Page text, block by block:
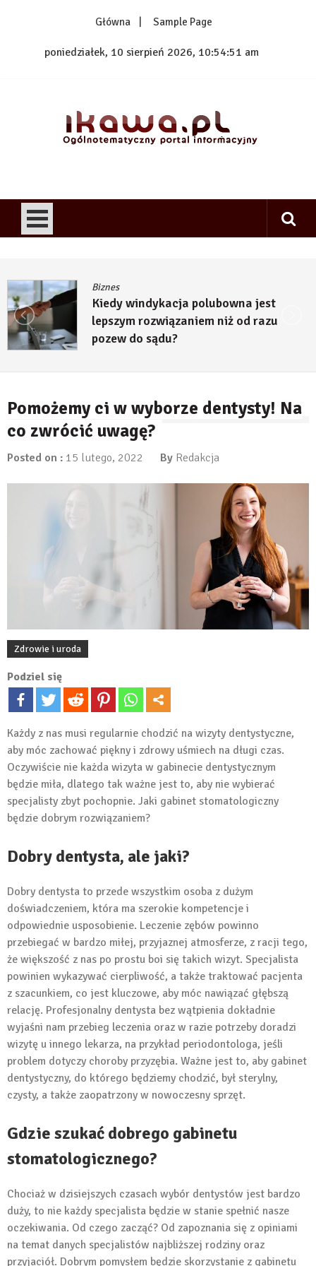
Główna Sample Page
poniedziałek, 10 sierpień 2026, 10:54:52 am
Biznes
Kiedy windykacja polubowna jest
lepszym rozwiązaniem niż od razu
pozew do sądu?
Pomożemy ci w wyborze dentysty! Na
co zwrócić uwagę?
Posted on : 15 lutego, 2022 By Redakcja
Zdrowie i uroda
Podziel się
Każdy z nas musi regularnie chodzić na wizyty dentystyczne,
aby móc zachować piękny i zdrowy uśmiech na długi czas.
Oczywiście nie każda wizyta w gabinecie dentystycznym
będzie miła, dlatego tak ważne jest to, aby nie wybierać
specjalisty zbyt pochopnie. Jaki gabinet stomatologiczny
będzie dobrym rozwiązaniem?
Dobry dentysta, ale jaki?
Dobry dentysta to przede wszystkim osoba z dużym
doświadczeniem, która ma szerokie kompetencje i
odpowiednie usposobienie. Leczenie zębów powinno
przebiegać w bardzo miłej, przyjaznej atmosferze, z racji tego,
że większość z nas po prostu boi się takich wizyt. Specjalista
powinien wykazywać cierpliwość, a także traktować pacjenta
z szacunkiem, co jest kluczowe, aby móc nawiązać głębszą
relację. Profesjonalny dentysta bez wątpienia dokładnie
wyjaśni nam przebieg leczenia oraz w razie potrzeby doradzi
wizytę u innego lekarza, na przykład periodontologa, jeśli
problem dotyczy choroby przyzębia. Ważne jest to, aby gabinet
dentystyczny, do którego będziemy chodzić, był sterylny,
czysty, a także zaopatrzony w nowoczesny sprzęt.
Gdzie szukać dobrego gabinetu
stomatologicznego?
Chociaż w dzisiejszych czasach wybór dentystów jest bardzo
duży, to nie każdy specjalista będzie w stanie spełnić nasze
oczekiwania. Od czego zacząć? Od zapoznania się z opiniami
na temat danych specjalistów najbliższej rodziny oraz
przyjaciół. Dobrym pomysłem będzie skorzystanie z gabinetu